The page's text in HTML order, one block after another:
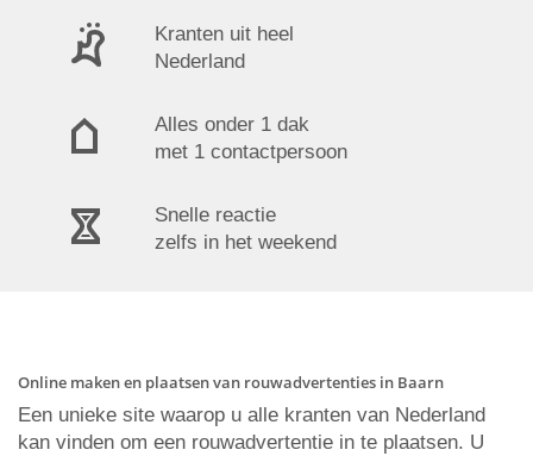
Kranten uit heel
Nederland
Alles onder 1 dak
met 1 contactpersoon
Snelle reactie
zelfs in het weekend
Online maken en plaatsen van rouwadvertenties in Baarn
Een unieke site waarop u alle kranten van Nederland
kan vinden om een rouwadvertentie in te plaatsen. U